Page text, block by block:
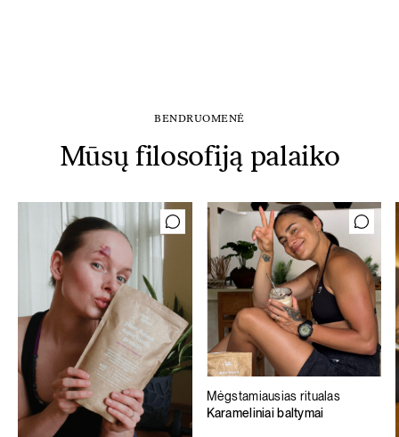
BENDRUOMENĖ
Mūsų filosofiją palaiko
Mėgstamiausias ritualas
Karameliniai baltymai